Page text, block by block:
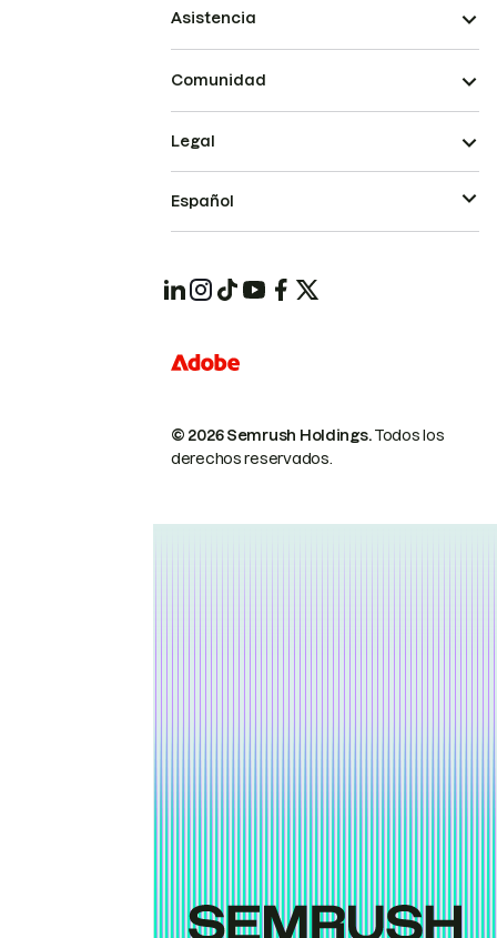
Asistencia
Comunidad
© 2026 Semrush Holdings.Todos los
derechos reservados.
Legal
Español